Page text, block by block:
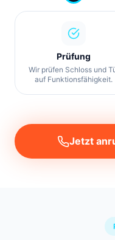
Prüfung
Wir prüfen Schloss und
auf Funktionsfähigkeit.
Jetzt